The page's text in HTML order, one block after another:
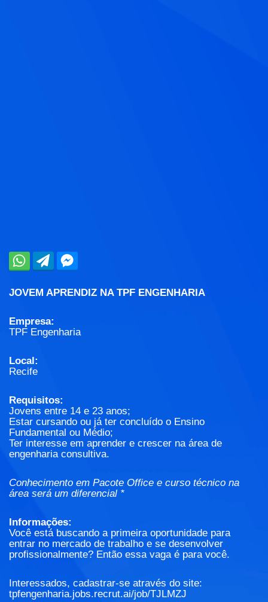
JOVEM APRENDIZ NA TPF ENGENHARIA
Empresa:
TPF Engenharia
Local:
Recife
Requisitos:
Jovens entre 14 e 23 anos;
Estar cursando ou já ter concluído o Ensino
Fundamental ou Médio;
Ter interesse em aprender e crescer na área de
engenharia consultiva.
Conhecimento em Pacote Office e curso técnico na
área será um diferencial *
Informações:
Você está buscando a primeira oportunidade para
entrar no mercado de trabalho e se desenvolver
profissionalmente? Então essa vaga é para você.
Interessados, cadastrar-se através do site:
tpfengenharia.jobs.recrut.ai/job/TJLMZJ